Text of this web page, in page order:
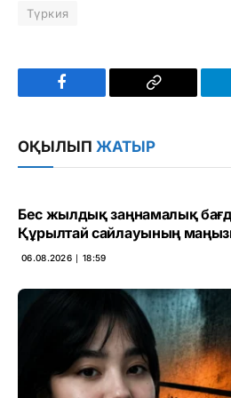
Түркия
Facebook
Copy
ОҚЫЛЫП ЖАТЫР
Бес жылдық заңнамалық
Құрылтай сайлауының
06.08.2026 ∣ 18:59